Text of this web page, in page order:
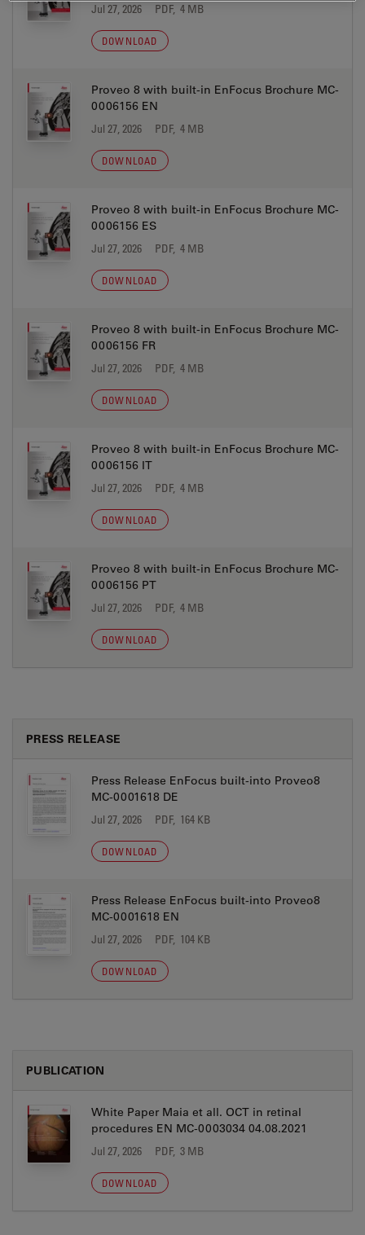
Jul 27, 2026 PDF, 4 MB
DOWNLOAD
Proveo 8 with built-in EnFocus Brochure MC-
0006156 EN
Jul 27, 2026 PDF, 4 MB
DOWNLOAD
Proveo 8 with built-in EnFocus Brochure MC-
0006156 ES
Jul 27, 2026 PDF, 4 MB
DOWNLOAD
Proveo 8 with built-in EnFocus Brochure MC-
0006156 FR
Jul 27, 2026 PDF, 4 MB
DOWNLOAD
Proveo 8 with built-in EnFocus Brochure MC-
0006156 IT
Jul 27, 2026 PDF, 4 MB
DOWNLOAD
Proveo 8 with built-in EnFocus Brochure MC-
0006156 PT
Jul 27, 2026 PDF, 4 MB
DOWNLOAD
PRESS RELEASE
Press Release EnFocus built-into Proveo8
MC-0001618 DE
Jul 27, 2026 PDF, 164 KB
DOWNLOAD
Press Release EnFocus built-into Proveo8
MC-0001618 EN
Jul 27, 2026 PDF, 104 KB
DOWNLOAD
PUBLICATION
White Paper Maia et all. OCT in retinal
procedures EN MC-0003034 04.08.2021
Jul 27, 2026 PDF, 3 MB
DOWNLOAD